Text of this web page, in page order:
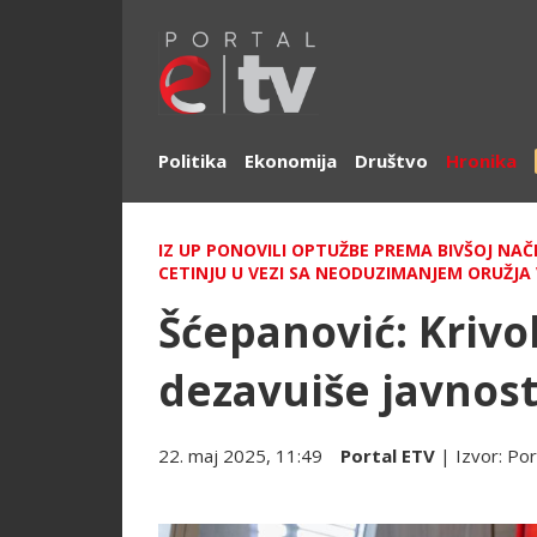
Politika Ekonomija Društvo Hronika
IZ UP PONOVILI OPTUŽBE PREMA BIVŠOJ
CETINJU U VEZI SA NEODUZIMANJEM
Šćepanović:
dezavuiše javnost
22. maj 2025, 11:49 Portal ETV | Izvor: